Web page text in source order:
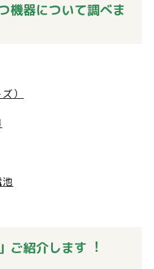
機器について調べま
）
ご紹介します︕